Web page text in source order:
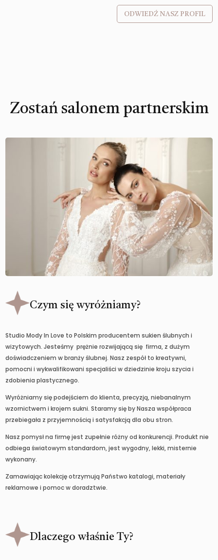
ODWIEDŹ NASZ PROFIL
Zostań salonem partnerskim
Czym się wyróżniamy?
Studio Mody In Love to Polskim producentem sukien ślubnych i
wizytowych. Jesteśmy prężnie rozwijającą się firma, z dużym
doświadczeniem w branży ślubnej. Nasz zespół to kreatywni,
pomocni i wykwalifikowani specjaliści w dziedzinie kroju szycia i
zdobienia plastycznego.
Wyróżniamy się podejściem do klienta, precyzją, niebanalnym
wzornictwem i krojem sukni. Staramy się by Nasza współpraca
przebiegała z przyjemnością i satysfakcją dla obu stron.
Nasz pomysł na firmę jest zupełnie różny od konkurencji. Produkt nie
odbiega światowym standardom, jest wygodny, lekki, misternie
wykonany.
Zamawiając kolekcję otrzymują Państwo katalogi, materiały
reklamowe i pomoc w doradztwie.
Dlaczego właśnie Ty?